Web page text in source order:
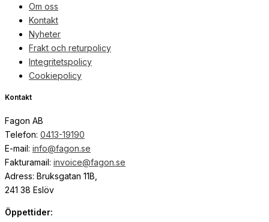
Om oss
Kontakt
Nyheter
Frakt och returpolicy
Integritetspolicy
Cookiepolicy
Kontakt
Fagon AB
Telefon: 0413-19190
E-mail: info@fagon.se
Fakturamail: invoice@fagon.se
Adress: Bruksgatan 11B,
241 38 Eslöv
Öppettider: